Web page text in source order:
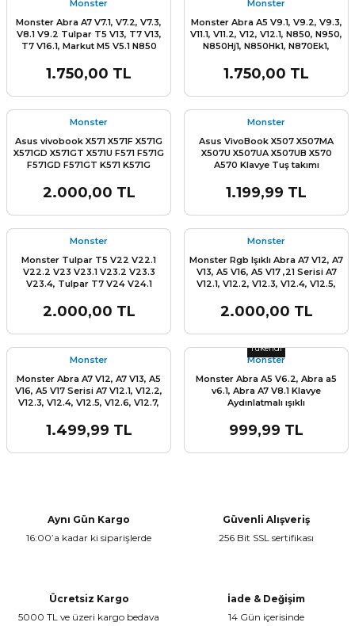
Monster
Monster Abra A7 V7.1, V7.2, V7.3,
V8.1 V9.2 Tulpar T5 V13, T7 V13,
T7 V16.1, Markut M5 V5.1 N850
N870Hj1 N870Hk1 N871Ek1
N875Hp6, P955Hp6 P955Hq1
P955Hq3 Cvm15F2300J430M
Tuş Takımı
1.750,00 TL
Monster
Monster Abra A5 V9.1, V9.2, V9.3,
V11.1, V11.2, V12, V12.1, N850, N950,
N850Hj1, N850Hk1, N870Ek1,
N875Hp6, P955Hp6, P955Hq1,
P955Hq3, Cvm15F2300J430M,
Cvm15F23Usj4309, 6-80-N85H0-
Rgb Tuş Takımı
1.750,00 TL
Monster
Asus vivobook X571 X571F X571G
X571GD X571GT X571U F571 F571G
F571GD F571GT K571 K571G
VX60GT, Klavye Aydınlatmalı Tuş
takımı
2.000,00 TL
Monster
Asus VivoBook X507 X507MA
X507U X507UA X507UB X570
A570 Klavye Tuş takımı
1.199,99 TL
Monster
Monster Tulpar T5 V22 V22.1
V22.2 V23 V23.1 V23.2 V23.3
V23.4, Tulpar T7 V24 V24.1
Rgb Tuş Takımı
2.000,00 TL
Monster
Monster Rgb Işıklı Abra A7 V12, A7
V13, A5 V16, A5 V17 ,21 Serisi A7
V12.1, V12.2, V12.3, V12.4, V12.5,
V16.1, A5 V16.2, A5 V16.3 A5 V16.4,
A5 V16.5, A5 V16.6, A5 V16.7, A5
V17.4, A5 V17.3, V17.2, V17.1 KLavye
2.000,00 TL
Monster
Monster Abra A7 V12, A7 V13, A5
V16, A5 V17 Serisi A7 V12.1, V12.2,
V12.3, V12.4, V12.5, V12.6, V12.7,
V16.2, A5 V16.3 A5 V16.4, A5 V16.5,
A5 V16.6, A5 V16.7, A5 V17.4, A5
V17.3, V17.2, V17.1 gigabyte RC55
1.499,99 TL
Tükendi
Monster
Monster Abra A5 V6.2, Abra a5
v6.1, Abra A7 V8.1 Klavye
Aydınlatmalı ışıklı
999,99 TL
Aynı Gün Kargo
16:00’a kadar ki siparişlerde
Güvenli Alışveriş
256 Bit SSL sertifikası
Ücretsiz Kargo
5000 TL ve üzeri kargo bedava
İade & Değişim
14 Gün içerisinde